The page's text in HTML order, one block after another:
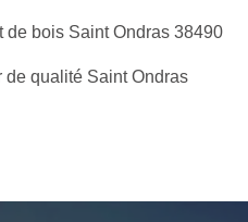
de bois Saint Ondras 38490
de qualité Saint Ondras